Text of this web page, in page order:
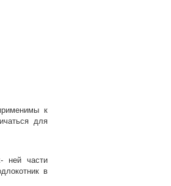
к
для
ней части
в